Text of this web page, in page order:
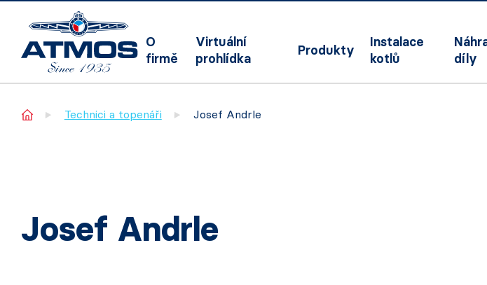
O
firmě
Virtuální
prohlídka
Produkty
Instalace
kotlů
díly
Home Technici a topenáři Josef Andrle
Josef Andrle